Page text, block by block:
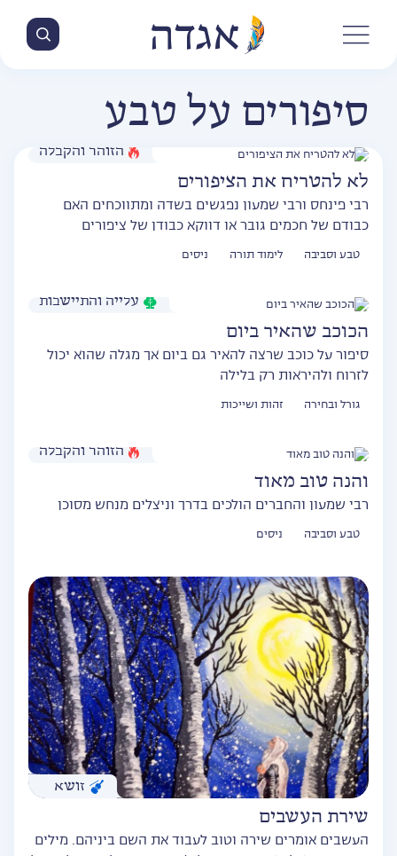
סיפורים על טבע
הזוהר והקבלה
לא להטריח את הציפורים
רבי פינחס ורבי שמעון נפגשים בשדה ומתווכחים האם
כבודם של חכמים גובר או דווקא כבודן של ציפורים
טבע וסביבה לימוד תורה ניסים
עלייה והתיישבות
הכוכב שהאיר ביום
סיפור על כוכב שרצה להאיר גם ביום אך מגלה שהוא יכול
לזרוח ולהיראות רק בלילה
גורל ובחירה זהות ושייכות
הזוהר והקבלה
והנה טוב מאוד
רבי שמעון והחברים הולכים בדרך וניצלים מנחש מסוכן
טבע וסביבה ניסים
זושא
שירת העשבים
העשבים אומרים שירה וטוב לעבוד את השם ביניהם. מילים